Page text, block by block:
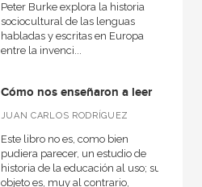
Peter Burke explora la historia
sociocultural de las lenguas
habladas y escritas en Europa
entre la invenci...
Cómo nos enseñaron a leer
JUAN CARLOS RODRÍGUEZ
Este libro no es, como bien
pudiera parecer, un estudio de
historia de la educación al uso; su
objeto es, muy al contrario,